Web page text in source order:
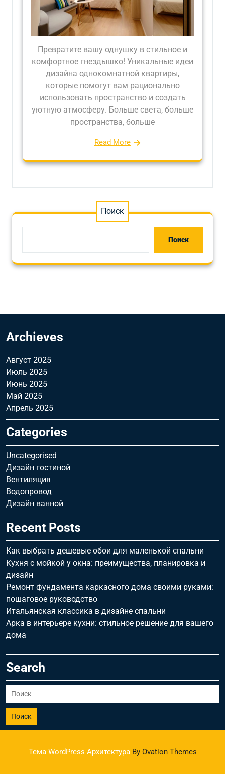
Превратите вашу однушку в стильное и
комфортное гнездышко! Уникальные идеи
дизайна однокомнатной квартиры,
которые помогут вам рационально
использовать пространство и создать
уютную атмосферу. Больше света, больше
пространства, больше
Read More
Поиск
Поиск
Archieves
Август 2025
Июль 2025
Июнь 2025
Май 2025
Апрель 2025
Categories
Uncategorised
Дизайн гостиной
Вентиляция
Водопровод
Дизайн ванной
Recent Posts
Как выбрать дешевые обои для маленькой спальни
Кухня с мойкой у окна: преимущества, планировка и
дизайн
Ремонт фундамента каркасного дома своими руками:
пошаговое руководство
Итальянская классика в дизайне спальни
Арка в интерьере кухни: стильное решение для вашего
дома
Search
Поиск
Тема WordPress АрхитектураBy Ovation Themes